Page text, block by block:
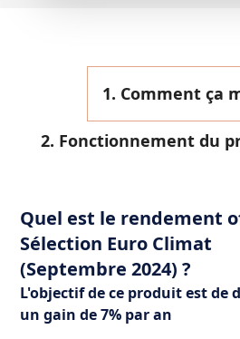
1. Comment ça
2. Fonctionnement du
Quel est le rendement
Sélection Euro Climat
(Septembre 2024) ?
L'objectif de ce produit est de
un gain de 7% par an